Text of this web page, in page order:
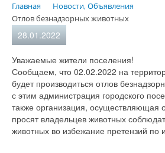
Главная
Новости, Объявления
Отлов безнадзорных животных
28.01.2022
Уважаемые жители поселения!
Сообщаем, что 02.02.2022 на
будет производиться отлов
с этим администрация городского
также организация, осуществляющая
просят владельцев животных
животных во избежание претензий по